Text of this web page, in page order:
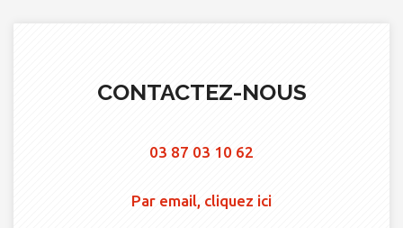
CONTACTEZ-NOUS
03 87 03 10 62
Par email, cliquez ici